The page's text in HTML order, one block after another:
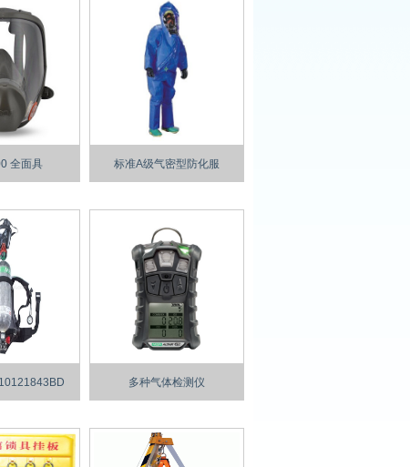
全面具 标准A级气密型防化服
多种气体检测仪